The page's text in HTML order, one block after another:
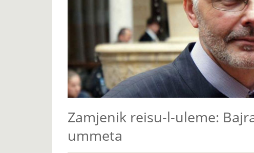
Zamjenik reisu-l-uleme:
ummeta